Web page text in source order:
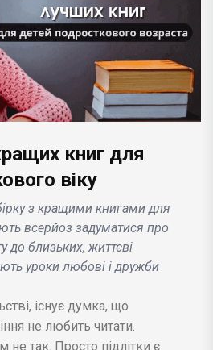
книг для
віку
з кращими книгами для
всерйоз задуматися про
до близьких, життєві
уроки любові і дружби
існує думка, що
не любить читати.
не так. Просто підлітки є